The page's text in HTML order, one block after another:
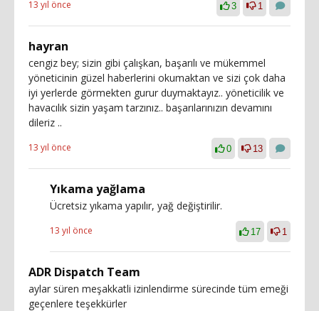
13 yıl önce 3 1
hayran
cengiz bey; sizin gibi çalışkan, başarılı ve mükemmel
yöneticinin güzel haberlerini okumaktan ve sizi çok daha
iyi yerlerde görmekten gurur duymaktayız.. yöneticilik ve
havacılık sizin yaşam tarzınız.. başarılarınızın devamını
dileriz ..
13 yıl önce 0 13
Yıkama yağlama
Ücretsiz yıkama yapılır, yağ değiştirilir.
13 yıl önce 17 1
ADR Dispatch Team
aylar süren meşakkatli izinlendirme sürecinde tüm emeği
geçenlere teşekkürler